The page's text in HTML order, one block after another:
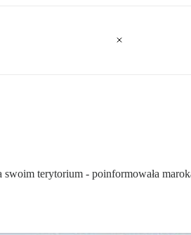
terytorium - poinformowała